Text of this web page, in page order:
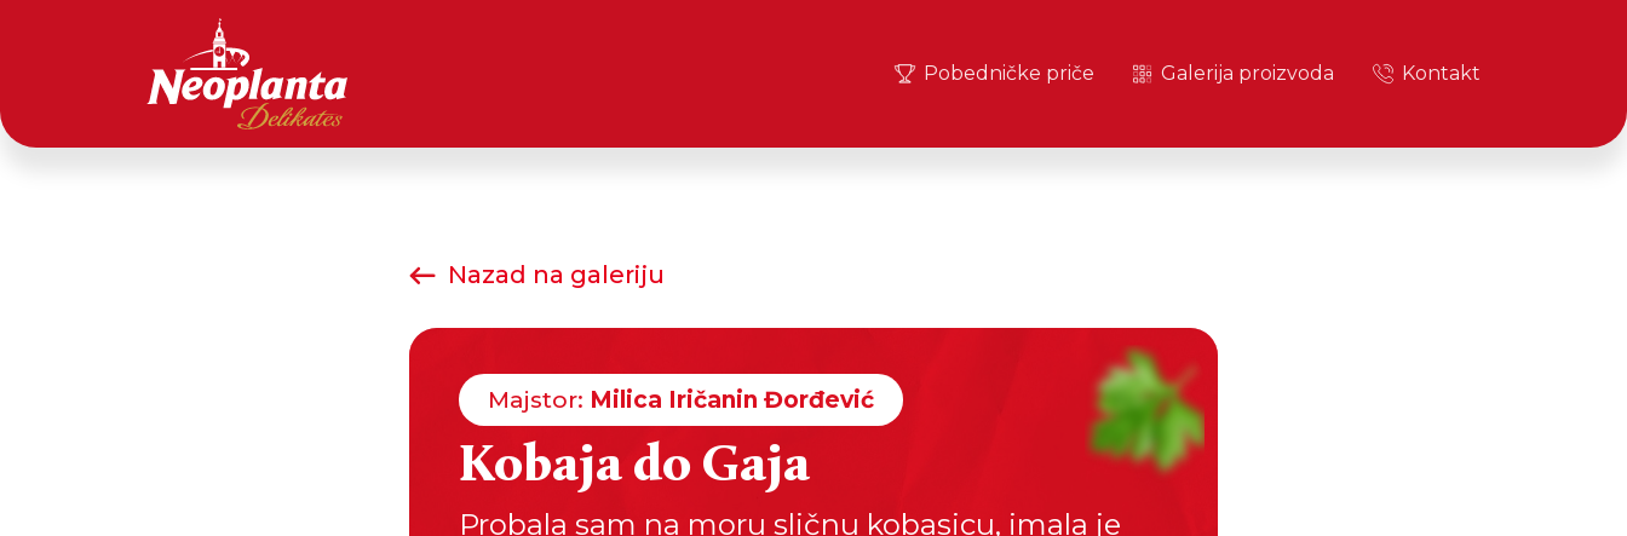
Pobedničke priče Galerija proizvoda Kontakt
Nazad na galeriju
Majstor: Milica Iričanin Đorđević
Kobaja do Gaja
Probala sam na moru sličnu kobasicu, imala je